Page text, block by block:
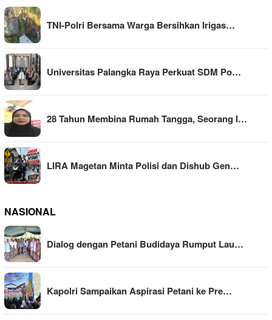
TNI-Polri Bersama Warga Bersihkan Irigas…
Universitas Palangka Raya Perkuat SDM Po…
28 Tahun Membina Rumah Tangga, Seorang I…
LIRA Magetan Minta Polisi dan Dishub Gen…
NASIONAL
Dialog dengan Petani Budidaya Rumput Lau…
Kapolri Sampaikan Aspirasi Petani ke Pre…